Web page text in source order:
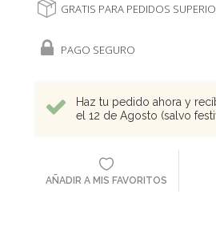
GRATIS PARA PEDIDOS
PAGO SEGURO
Haz tu pedido ahora y
el 12 de Agosto (salvo
AÑADIR A MIS FAVORITOS